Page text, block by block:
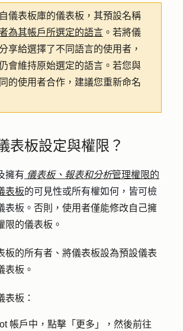
儀表板庫的儀表板，其預設名稱
為其帳戶所選定的語言 。若將儀
享給選擇了不同語言的使用者，
會維持原始選定的語言。若您與
的使用者合作，建議您重新命名
表板設定與權限？
擁有 儀表板、報表和分析管理權限的
表板的可見性或所有權如何，皆可檢
表板。 否則，使用者僅能修改自己擁
限的儀表板。
板的所有者、將儀表板設為預設儀表
表板。
表板：
帳戶中，點擊 「更多」
，然後前往